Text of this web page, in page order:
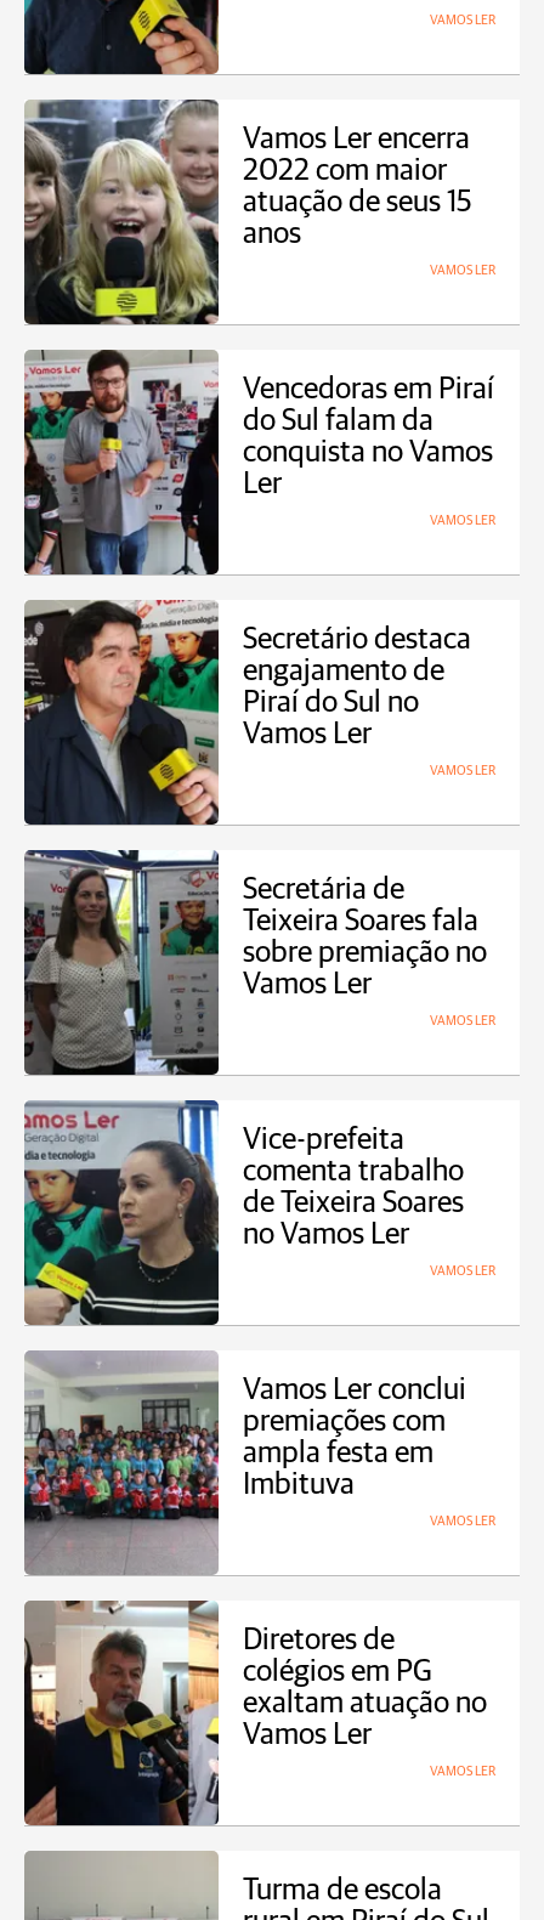
VAMOS LER
Vamos Ler encerra
2022 com maior
atuação de seus 15
anos
VAMOS LER
Vencedoras em Piraí
do Sul falam da
conquista no Vamos
Ler
VAMOS LER
Secretário destaca
engajamento de
Piraí do Sul no
Vamos Ler
VAMOS LER
Secretária de
Teixeira Soares fala
sobre premiação no
Vamos Ler
VAMOS LER
Vice-prefeita
comenta trabalho
de Teixeira Soares
no Vamos Ler
VAMOS LER
Vamos Ler conclui
premiações com
ampla festa em
Imbituva
VAMOS LER
Diretores de
colégios em PG
exaltam atuação no
Vamos Ler
VAMOS LER
Turma de escola